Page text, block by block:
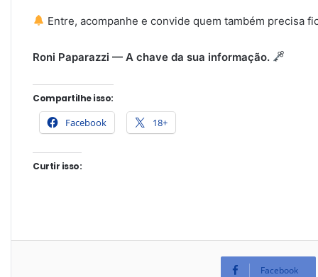
Entre, acompanhe e convide quem também precisa
Roni Paparazzi — A chave da sua informação.
Compartilhe isso:
Facebook 18+
Curtir isso:
Facebook